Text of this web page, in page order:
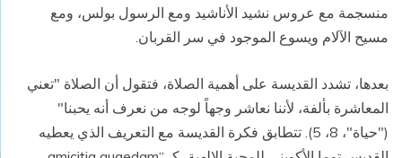
منسجمة مع عروس نشيد الأناشيد ومع الرسول بولس، ومع
مسيح الآلام ويسوع الموجود في سر القربان.
بعدها، تشدد القديسة على أهمية الصلاة، فتقول أن الصلاة "تعني
المعاشرة بألفة، لأننا نعاشر وجهاً لوجه من نعرف أنه يحبنا"
("حياة"، 8، 5). تتطابق فكرة القديسة مع التعريف الذي يعطيه